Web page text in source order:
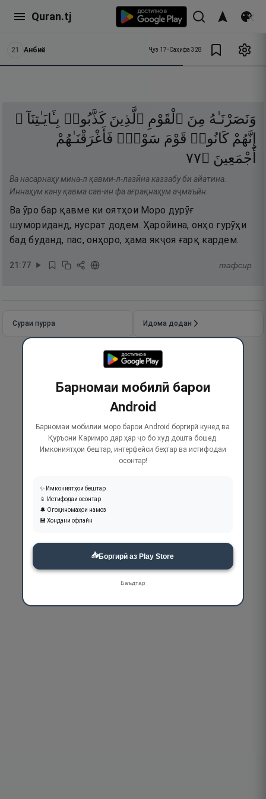
Quran.tj
21 Анбиё Ҷуз 17•Саҳифа 328
وَنَصَرْنَـٰهُ مِنَ ٱلْقَوْمِ ٱلَّذِينَ كَذَّبُوا۟ بِـَٔايَـٰتِنَآ ۚ
إِنَّهُمْ كَانُوا۟ قَوْمَ سَوْءٍۢ فَأَغْرَقْنَـٰهُمْ
أَجْمَعِينَ ۝٧٧
Ва насарнаҳу мина-л қавми-л-лазӣна каззабу би айатина.
Иннаҳум кану қавма сав-ин фа ағрақнаҳум аҷмаъӣн.
Ва ӯро бар қавме ки оятҳои Моро дурӯғ
шумориданд, нусрат додем. Ҳаройина, онҳо гурӯҳи
бад буданд, пас, онҳоро, ҳама якҷоя ғарқ кардем.
21:77 тафсир
Сураи пурра Идома додан
Барномаи мобилӣ барои
Android
Барномаи мобилии моро барои Android боргирӣ кунед ва
Қуръони Каримро дар ҳар ҷо бо худ дошта бошед.
Имкониятҳои бештар, интерфейси беҳтар ва истифодаи
осонтар!
✨ Имкониятҳои бештар
📱 Истифодаи осонтар
🔔 Огоҳиномаҳои намоз
💾 Хондани офлайн
📥Боргирӣ аз Play Store
Баъдтар